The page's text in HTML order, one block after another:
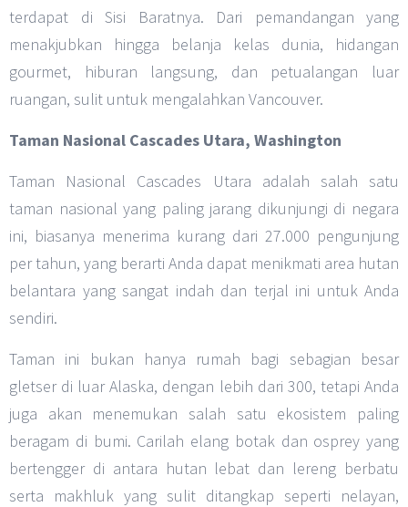
terdapat di Sisi Baratnya. Dari pemandangan yang
menakjubkan hingga belanja kelas dunia, hidangan
gourmet, hiburan langsung, dan petualangan luar
ruangan, sulit untuk mengalahkan Vancouver.
Taman Nasional Cascades Utara, Washington
Taman Nasional Cascades Utara adalah salah satu
taman nasional yang paling jarang dikunjungi di negara
ini, biasanya menerima kurang dari 27.000 pengunjung
per tahun, yang berarti Anda dapat menikmati area hutan
belantara yang sangat indah dan terjal ini untuk Anda
sendiri.
Taman ini bukan hanya rumah bagi sebagian besar
gletser di luar Alaska, dengan lebih dari 300, tetapi Anda
juga akan menemukan salah satu ekosistem paling
beragam di bumi. Carilah elang botak dan osprey yang
bertengger di antara hutan lebat dan lereng berbatu
serta makhluk yang sulit ditangkap seperti nelayan,